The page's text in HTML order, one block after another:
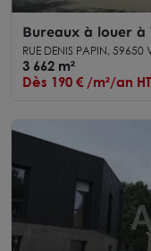
Bureaux à louer
BREEAM et
RUE DENIS PAPIN, 59650
3 662 m²
Dès 190 € /m²/an